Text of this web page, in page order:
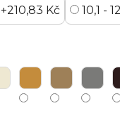
+210,83 Kč 10,1 -